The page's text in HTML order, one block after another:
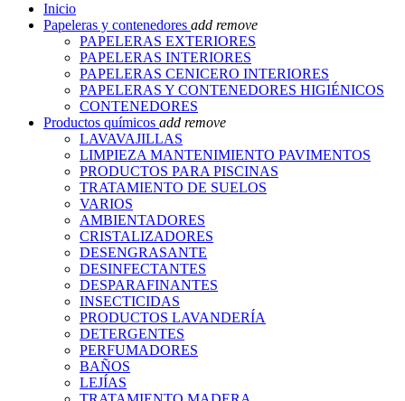
Inicio
Papeleras y contenedores add remove
PAPELERAS EXTERIORES
PAPELERAS INTERIORES
PAPELERAS CENICERO INTERIORES
PAPELERAS Y CONTENEDORES HIGIÉNICOS
CONTENEDORES
Productos químicos add remove
LAVAVAJILLAS
LIMPIEZA MANTENIMIENTO PAVIMENTOS
PRODUCTOS PARA PISCINAS
TRATAMIENTO DE SUELOS
VARIOS
AMBIENTADORES
CRISTALIZADORES
DESENGRASANTE
DESINFECTANTES
DESPARAFINANTES
INSECTICIDAS
PRODUCTOS LAVANDERÍA
DETERGENTES
PERFUMADORES
BAÑOS
LEJÍAS